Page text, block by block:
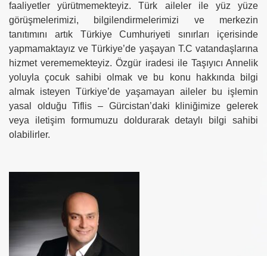
faaliyetler yürütmemekteyiz. Türk aileler ile yüz yüze
görüşmelerimizi, bilgilendirmelerimizi ve merkezin
tanıtımını artık Türkiye Cumhuriyeti sınırları içerisinde
yapmamaktayız ve Türkiye’de yaşayan T.C vatandaşlarına
hizmet verememekteyiz. Özgür iradesi ile Taşıyıcı Annelik
yoluyla çocuk sahibi olmak ve bu konu hakkında bilgi
almak isteyen Türkiye’de yaşamayan aileler bu işlemin
yasal olduğu Tiflis – Gürcistan’daki kliniğimize gelerek
veya iletişim formumuzu doldurarak detaylı bilgi sahibi
olabilirler.